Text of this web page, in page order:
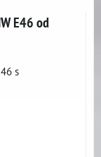
E46 od
s